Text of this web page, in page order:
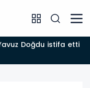
Doğdu istifa etti